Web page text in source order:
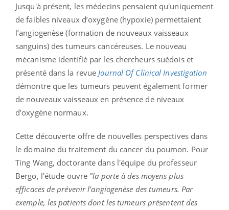
Jusqu'à présent, les médecins pensaient qu'uniquement
de faibles niveaux d’oxygène (hypoxie)permettaient
l’angiogenèse(formation de nouveaux vaisseaux
sanguins)des tumeurs cancéreuses. Le nouveau
mécanisme identifié par les chercheurs suédois et
présenté dans la revue Journal Of Clinical Investigation
démontre que les tumeurs peuvent également former
de nouveaux vaisseaux en présence de niveaux
d’oxygène normaux.
Cette découverte offre de nouvelles perspectives dans
le domaine du traitement du cancer du poumon. Pour
Ting Wang, doctorante dans l'équipe du professeur
Bergö, l'étude ouvre "la porte à des moyens plus
efficaces de prévenir l'angiogenèse des tumeurs. Par
exemple, les patients dont les tumeurs présentent des